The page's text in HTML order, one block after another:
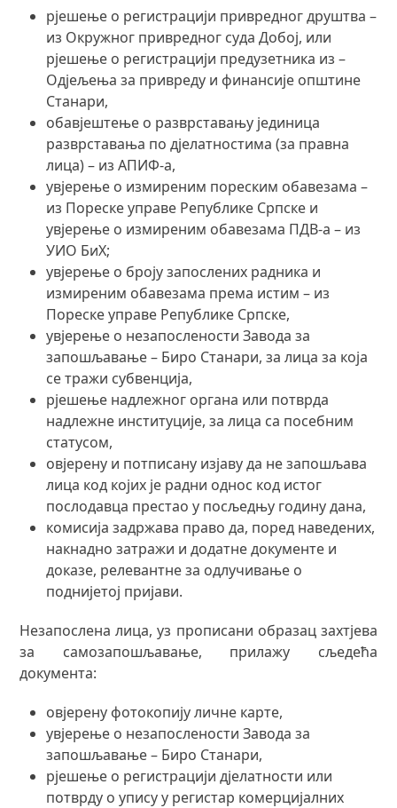
рјешење о регистрацији привредног друштва –
из Окружног привредног суда Добој, или
рјешење о регистрацији предузетника из –
Одјељења за привреду и финансије општине
Станари,
обавјештење о разврставању јединица
разврставања по дјелатностима (за правна
лица) – из АПИФ-а,
увјерење о измиреним пореским обавезама –
из Пореске управе Републике Српске и
увјерење о измиреним обавезама ПДВ-а – из
УИО БиХ;
увјерење о броју запослених радника и
измиреним обавезама према истим – из
Пореске управе Републике Српске,
увјерење о незапослености Завода за
запошљавање – Биро Станари, за лица за која
се тражи субвенција,
рјешење надлежног органа или потврда
надлежне институције, за лица са посебним
статусом,
овјерену и потписану изјаву да не запошљава
лица код којих је радни однос код истог
послодавца престао у посљедњу годину дана,
комисија задржава право да, поред наведених,
накнадно затражи и додатне документе и
доказе, релевантне за одлучивање о
поднијетој пријави.
Незапослена лица, уз прописани образац захтјева
за самозапошљавање, прилажу сљедећа
документа:
овјерену фотокопију личне карте,
увјерење о незапослености Завода за
запошљавање – Биро Станари,
рјешење о регистрацији дјелатности или
потврду о упису у регистар комерцијалних